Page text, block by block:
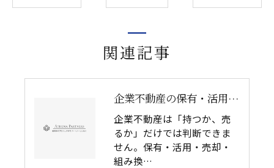
関連記事
企業不動産の保有・活用・売却・組み換えをどう比較するか｜CRE戦略の8つの評価軸
企業不動産は「持つか、売
るか」だけでは判断できま
せん。保有・活用・売却・
組み換…